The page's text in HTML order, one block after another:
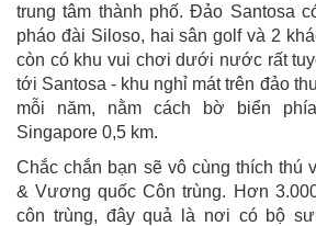
trung tâm thành phố. Đảo Santosa
pháo đài Siloso, hai sân golf và 2
còn có khu vui chơi dưới nước rất
tới Santosa - khu nghỉ mát trên đảo
mỗi năm, nằm cách bờ biển
Singapore 0,5 km.
Chắc chắn bạn sẽ vô cùng thích thú
& Vương quốc Côn trùng. Hơn
côn trùng, đây quả là nơi có bộ